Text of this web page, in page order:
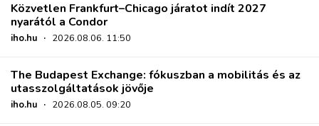
Közvetlen Frankfurt–Chicago járatot indít 2027
nyarától a Condor
iho.hu · 2026.08.06. 11:50
The Budapest Exchange: fókuszban a mobilitás és az
utasszolgáltatások jövője
iho.hu · 2026.08.05. 09:20